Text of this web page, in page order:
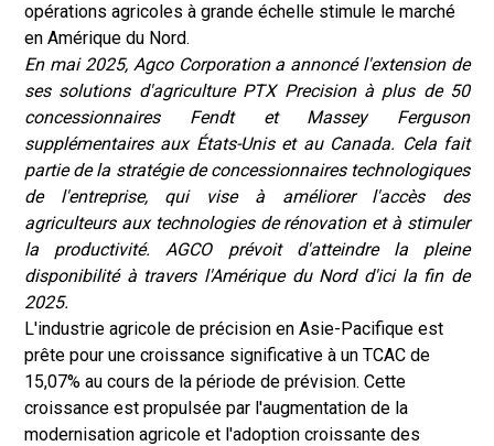
opérations agricoles à grande échelle stimule le marché
en Amérique du Nord.
En mai 2025, Agco Corporation a annoncé l'extension de
ses solutions d'agriculture PTX Precision à plus de 50
concessionnaires Fendt et Massey Ferguson
supplémentaires aux États-Unis et au Canada. Cela fait
partie de la stratégie de concessionnaires technologiques
de l'entreprise, qui vise à améliorer l'accès des
agriculteurs aux technologies de rénovation et à stimuler
la productivité. AGCO prévoit d'atteindre la pleine
disponibilité à travers l'Amérique du Nord d'ici la fin de
2025.
L'industrie agricole de précision en Asie-Pacifique est
prête pour une croissance significative à un TCAC de
15,07% au cours de la période de prévision. Cette
croissance est propulsée par l'augmentation de la
modernisation agricole et l'adoption croissante des